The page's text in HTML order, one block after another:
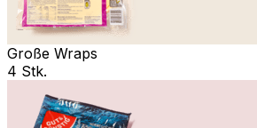
Große Wraps
4 Stk.